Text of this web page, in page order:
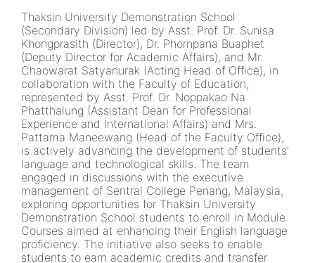
Thaksin University Demonstration School
(Secondary Division) led by Asst. Prof. Dr. Sunisa
Khongprasith (Director), Dr. Phornpana Buaphet
(Deputy Director for Academic Affairs), and Mr.
Chaowarat Satyanurak (Acting Head of Office), in
collaboration with the Faculty of Education,
represented by Asst. Prof. Dr. Noppakao Na
Phatthalung (Assistant Dean for Professional
Experience and International Affairs) and Mrs.
Pattama Maneewang (Head of the Faculty Office),
is actively advancing the development of students’
language and technological skills. The team
engaged in discussions with the executive
management of Sentral College Penang, Malaysia,
exploring opportunities for Thaksin University
Demonstration School students to enroll in Module
Courses aimed at enhancing their English language
proficiency. The initiative also seeks to enable
students to earn academic credits and transfer